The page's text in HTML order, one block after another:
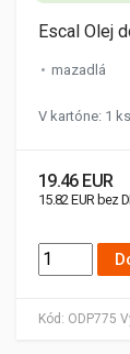
Kód: ODP775
Escal Olej
mazadlá
V kartóne: 1 ks
19.46 EUR
15.82 EUR bez